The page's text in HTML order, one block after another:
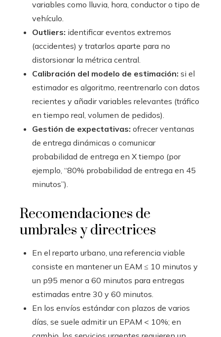
variables como lluvia, hora, conductor o tipo de
vehículo.
Outliers: identificar eventos extremos
(accidentes) y tratarlos aparte para no
distorsionar la métrica central.
Calibración del modelo de estimación: si el
estimador es algoritmo, reentrenarlo con datos
recientes y añadir variables relevantes (tráfico
en tiempo real, volumen de pedidos).
Gestión de expectativas: ofrecer ventanas
de entrega dinámicas o comunicar
probabilidad de entrega en X tiempo (por
ejemplo, “80% probabilidad de entrega en 45
minutos”).
Recomendaciones de
umbrales y directrices
En el reparto urbano, una referencia viable
consiste en mantener un EAM ≤ 10 minutos y
un p95 menor a 60 minutos para entregas
estimadas entre 30 y 60 minutos.
En los envíos estándar con plazos de varios
días, se suele admitir un EPAM < 10%; en